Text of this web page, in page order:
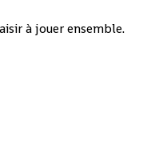
à jouer ensemble.